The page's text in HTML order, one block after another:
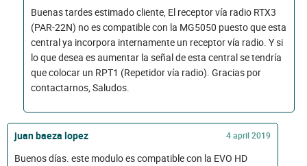
Buenas tardes estimado cliente, El receptor vía radio RTX3
(PAR-22N) no es compatible con la MG5050 puesto que esta
central ya incorpora internamente un receptor vía radio. Y si
lo que desea es aumentar la señal de esta central se tendría
que colocar un RPT1 (Repetidor vía radio). Gracias por
contactarnos, Saludos.
juan baeza lopez 4 april 2019
Buenos días. este modulo es compatible con la EVO HD